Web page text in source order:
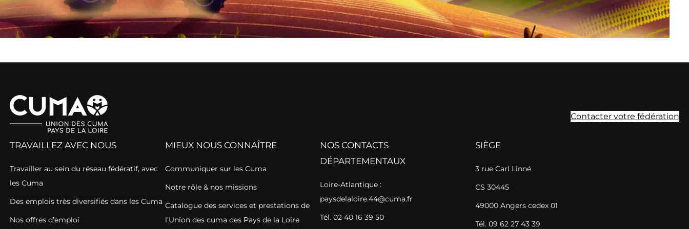
Contacter votre fédération
TRAVAILLEZ AVEC NOUS
Travailler au sein du réseau fédératif, avec
les Cuma
Des emplois très diversifiés dans les Cuma
Nos offres d’emploi
MIEUX NOUS CONNAÎTRE
Communiquer sur les Cuma
Notre rôle & nos missions
Catalogue des services et prestations de
l’Union des cuma des Pays de la Loire
NOS CONTACTS
DÉPARTEMENTAUX
Loire-Atlantique :
paysdelaloire.44@cuma.fr
Tél. 02 40 16 39 50
SIÈGE
3 rue Carl Linné
CS 30445
49000 Angers cedex 01
Tél. 09 62 27 43 39